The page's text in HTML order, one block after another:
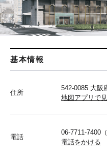
基本情報
住所
542-0085 大阪
地図アプリで
電話
06-7711-7400
電話をかける